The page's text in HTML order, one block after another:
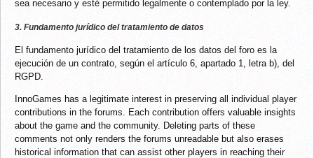
sea necesario y esté permitido legalmente o contemplado por la ley.
3. Fundamento jurídico del tratamiento de datos
El fundamento jurídico del tratamiento de los datos del foro es la
ejecución de un contrato, según el artículo 6, apartado 1, letra b), del
RGPD.
InnoGames has a legitimate interest in preserving all individual player
contributions in the forums. Each contribution offers valuable insights
about the game and the community. Deleting parts of these
comments not only renders the forums unreadable but also erases
historical information that can assist other players in reaching their